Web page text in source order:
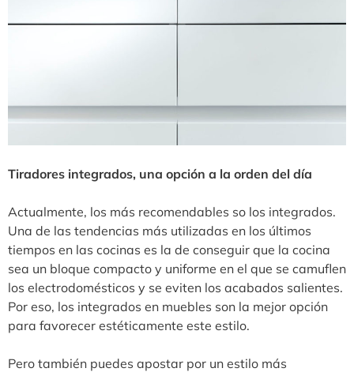
Tiradores integrados, una opción a la orden del día
Actualmente, los más recomendables so los integrados.
Una de las tendencias más utilizadas en los últimos
tiempos en las cocinas es la de conseguir que la cocina
sea un bloque compacto y uniforme en el que se camuflen
los electrodomésticos y se eviten los acabados salientes.
Por eso, los integrados en muebles son la mejor opción
para favorecer estéticamente este estilo.
Pero también puedes apostar por un estilo más